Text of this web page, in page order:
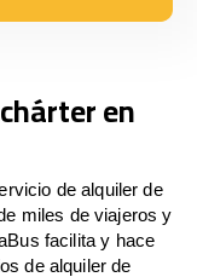
en
de alquiler de
miles de viajeros y
facilita y hace
de alquiler de